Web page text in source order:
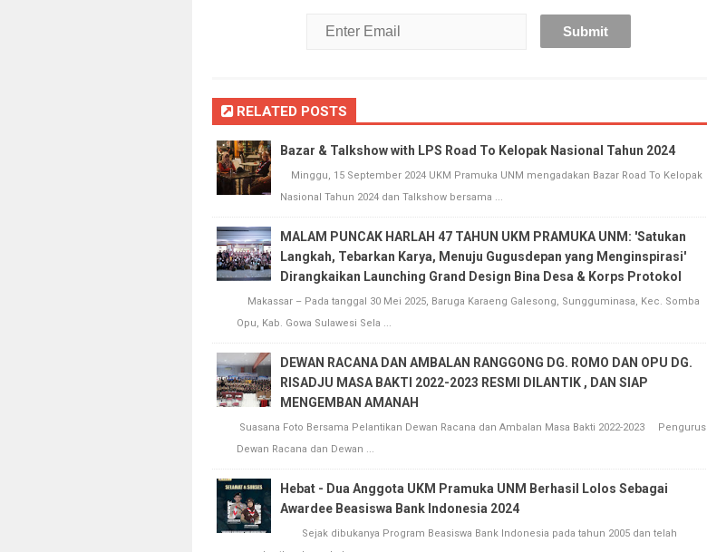
RELATED POSTS
Bazar & Talkshow with LPS Road To Kelopak Nasional Tahun 2024
Minggu, 15 September 2024 UKM Pramuka UNM mengadakan Bazar Road To Kelopak
Nasional Tahun 2024 dan Talkshow bersama ...
MALAM PUNCAK HARLAH 47 TAHUN UKM PRAMUKA UNM: 'Satukan
Langkah, Tebarkan Karya, Menuju Gugusdepan yang Menginspirasi'
Dirangkaikan Launching Grand Design Bina Desa & Korps Protokol
Makassar – Pada tanggal 30 Mei 2025, Baruga Karaeng Galesong, Sungguminasa, Kec. Somba
Opu, Kab. Gowa Sulawesi Sela ...
DEWAN RACANA DAN AMBALAN RANGGONG DG. ROMO DAN OPU DG.
RISADJU MASA BAKTI 2022-2023 RESMI DILANTIK , DAN SIAP
MENGEMBAN AMANAH
Suasana Foto Bersama Pelantikan Dewan Racana dan Ambalan Masa Bakti 2022-2023 Pengurus
Dewan Racana dan Dewan ...
Hebat - Dua Anggota UKM Pramuka UNM Berhasil Lolos Sebagai
Awardee Beasiswa Bank Indonesia 2024
Sejak dibukanya Program Beasiswa Bank Indonesia pada tahun 2005 dan telah